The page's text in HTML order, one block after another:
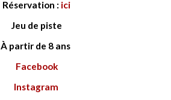
Réservation : ici
Jeu de piste
À partir de 8 ans
Facebook
Instagram